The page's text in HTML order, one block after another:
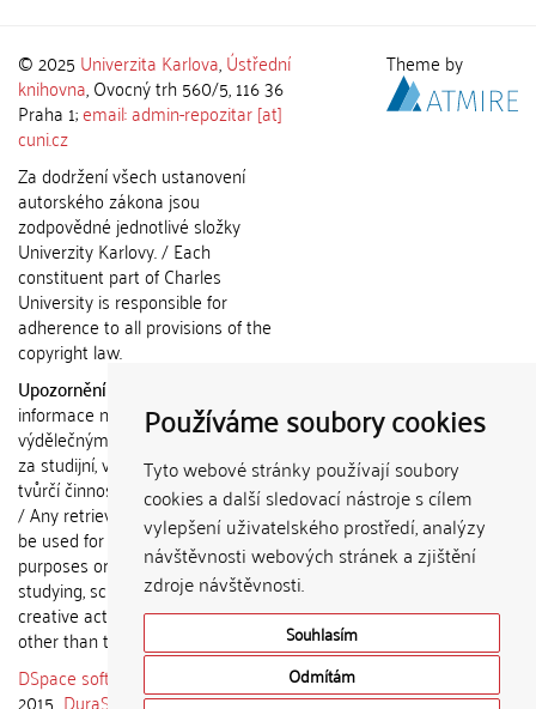
Používáme soubory cookies
Tyto webové stránky používají soubory
cookies a další sledovací nástroje s cílem
vylepšení uživatelského prostředí, analýzy
návštěvnosti webových stránek a zjištění
zdroje návštěvnosti.
Souhlasím
Odmítám
© 2025 Univerzita Karlova,Ústřední
knihovna, Ovocný trh 560/5, 116 36
Praha 1;email: admin-repozitar [at]
cuni.cz
Za dodržení všech ustanovení
autorského zákona jsou
zodpovědné jednotlivé složky
Univerzity Karlovy. / Each
constituent part of Charles
University is responsible for
adherence to all provisions of the
copyright law.
Upozornění / Notice:
informace nemohou být použity k
výdělečným účelům nebo vydávány
za studijní, vědeckou nebo jinou
tvůrčí činnost jiné osoby než autora.
/ Any retrieved information shall not
be used for any commercial
purposes or claimed as results of
studying, scientific or any other
creative activities of any person
other than the author.
DSpace software
copyright © 2002-
2015 DuraSpace
Theme by